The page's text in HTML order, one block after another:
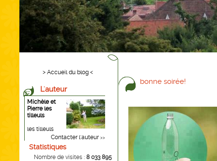
> Accueil du blog <
L'auteur
Michèle et
Pierre les
tilleuls
les tilleuls
Contacter l'auteur >>
Statistiques
Nombre de visites : 8 033 895
bonne soirée!